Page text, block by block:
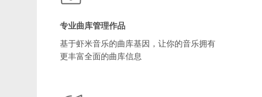
专业曲库管理作品
基于虾米音乐的曲库基因，让你的音乐拥有
更丰富全面的曲库信息